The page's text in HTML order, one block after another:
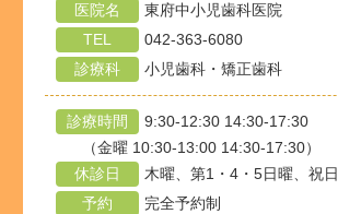
医院名
東府中小児歯科医院
TEL
042-363-6080
診療科
小児歯科・矯正歯科
診療時間
9:30-12:30 14:30-17:30
（金曜 10:30-13:00 14:30-17:30）
休診日
木曜、第1・4・5日曜、祝日
予約
完全予約制